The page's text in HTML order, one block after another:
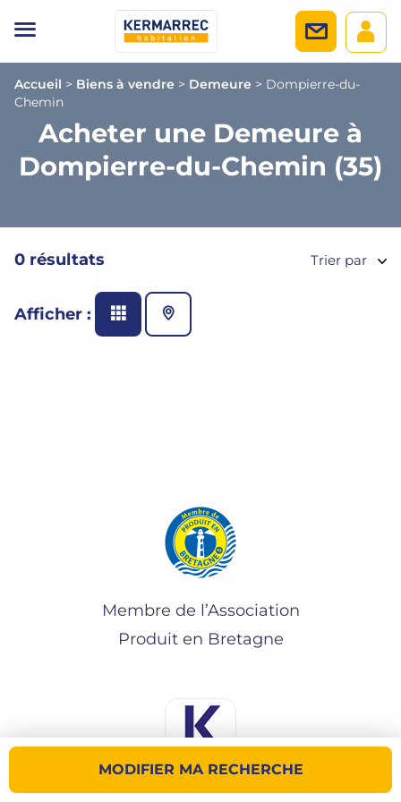
Accueil > Biens à vendre > Demeure > Dompierre-du-
Chemin
Acheter une Demeure à
Dompierre-du-Chemin (35)
MODIFIER MA RECHERCHE
0 résultats Trier par
Afficher :
Membre de l’Association
Produit en Bretagne